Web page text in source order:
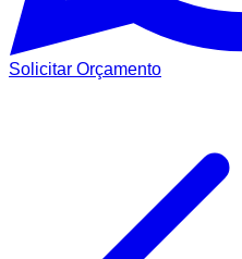
Solicitar Orçamento